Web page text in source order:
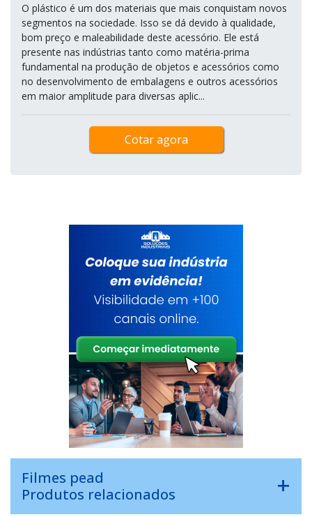
O plástico é um dos materiais que mais conquistam novos
segmentos na sociedade. Isso se dá devido à qualidade,
bom preço e maleabilidade deste acessório. Ele está
presente nas indústrias tanto como matéria-prima
fundamental na produção de objetos e acessórios como
no desenvolvimento de embalagens e outros acessórios
em maior amplitude para diversas aplic...
Cotar agora
Filmes pead
Produtos relacionados